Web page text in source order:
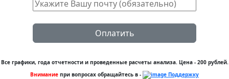
Оплатить
Все графики, года отчетности и проведенные расчеты анализа. Цена - 200 рублей.
Внимание при вопросах обращайтесь в - Поддержку